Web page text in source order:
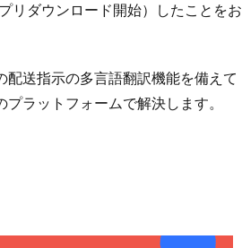
リダウンロード開始）したことをお
送指示の多言語翻訳機能を備えて
ラットフォームで解決します。